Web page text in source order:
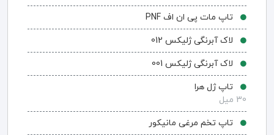
تاپ مات پی ان اف PNF
لاک آبرنگی ژلیکس 012
لاک آبرنگی ژلیکس 001
تاپ ژل هرا
30 میل
تاپ تخم مرغی مانیکور